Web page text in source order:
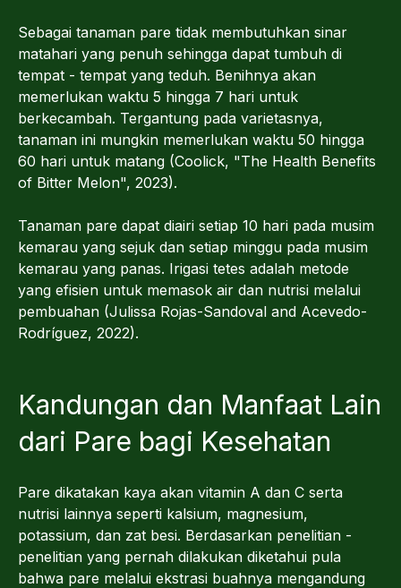
Sebagai tanaman pare tidak membutuhkan sinar
matahari yang penuh sehingga dapat tumbuh di
tempat - tempat yang teduh. Benihnya akan
memerlukan waktu 5 hingga 7 hari untuk
berkecambah. Tergantung pada varietasnya,
tanaman ini mungkin memerlukan waktu 50 hingga
60 hari untuk matang (Coolick, "The Health Benefits
of Bitter Melon", 2023).
Tanaman pare dapat diairi setiap 10 hari pada musim
kemarau yang sejuk dan setiap minggu pada musim
kemarau yang panas. Irigasi tetes adalah metode
yang efisien untuk memasok air dan nutrisi melalui
pembuahan (Julissa Rojas-Sandoval and Acevedo-
Rodríguez, 2022).
Kandungan dan Manfaat Lain
dari Pare bagi Kesehatan
Pare dikatakan kaya akan vitamin A dan C serta
nutrisi lainnya seperti kalsium, magnesium,
potassium, dan zat besi. Berdasarkan penelitian -
penelitian yang pernah dilakukan diketahui pula
bahwa pare melalui ekstrasi buahnya mengandung